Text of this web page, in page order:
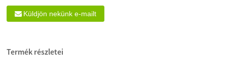
Küldjön nekünk e-mailt
Termék részletei